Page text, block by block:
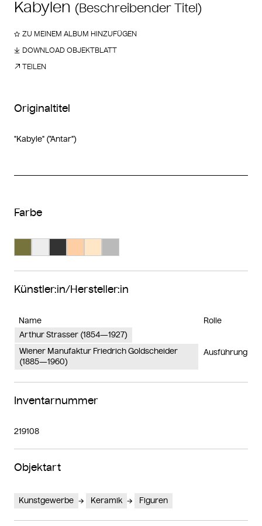
Kabylen (Beschreibender Titel)
ZU MEINEM ALBUM HINZUFÜGEN
DOWNLOAD OBJEKTBLATT
TEILEN
Originaltitel
"Kabyle" ("Antar")
Farbe
Künstler:in/Hersteller:in
Name
Rolle
Arthur Strasser (1854—1927)
Wiener Manufaktur Friedrich Goldscheider
(1885—1960)
Ausführung
Inventarnummer
219108
Objektart
Kunstgewerbe Keramik Figuren